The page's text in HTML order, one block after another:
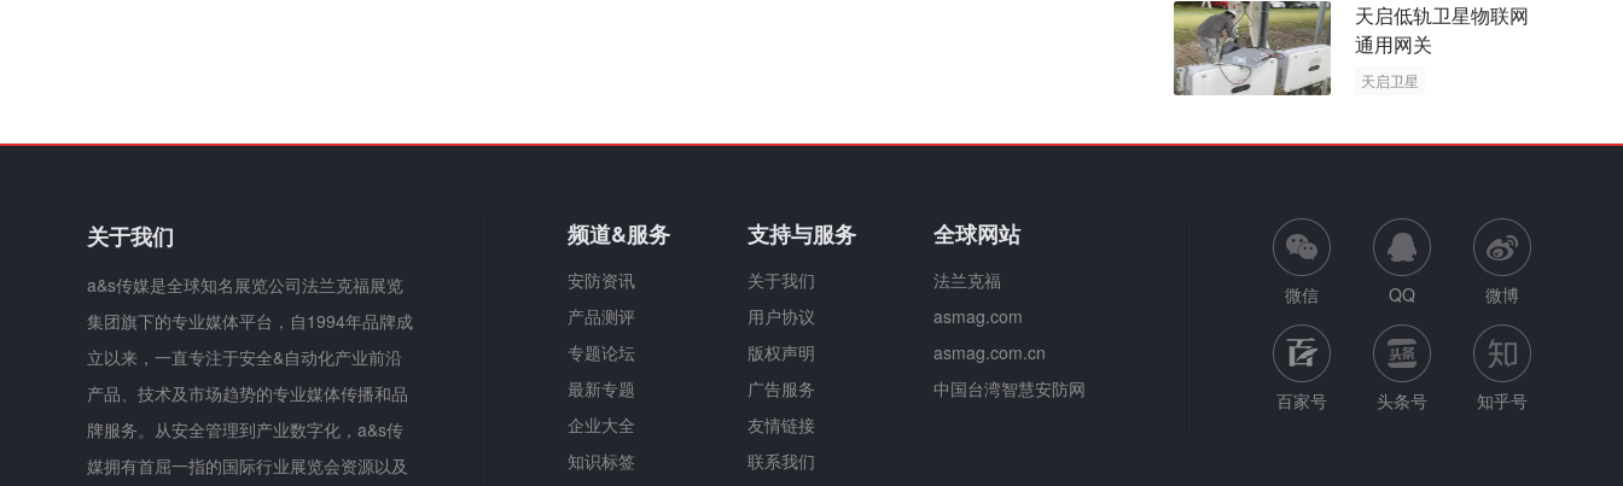
太阳能多摄球机
天启低轨卫星物联网
通用网关
天启卫星
关于我们
a&s传媒是全球知名展览公司法兰克福展览
集团旗下的专业媒体平台，自1994年品牌成
立以来，一直专注于安全&自动化产业前沿
产品、技术及市场趋势的专业媒体传播和品
牌服务。从安全管理到产业数字化，a&s传
媒拥有首屈一指的国际行业展览会资源以及
频道&服务
安防资讯
产品测评
专题论坛
最新专题
企业大全
知识标签
支持与服务
关于我们
用户协议
版权声明
广告服务
友情链接
联系我们
全球网站
法兰克福
asmag.com
asmag.com.cn
中国台湾智慧安防网
微信 QQ 微博
百家号 头条号 知乎号